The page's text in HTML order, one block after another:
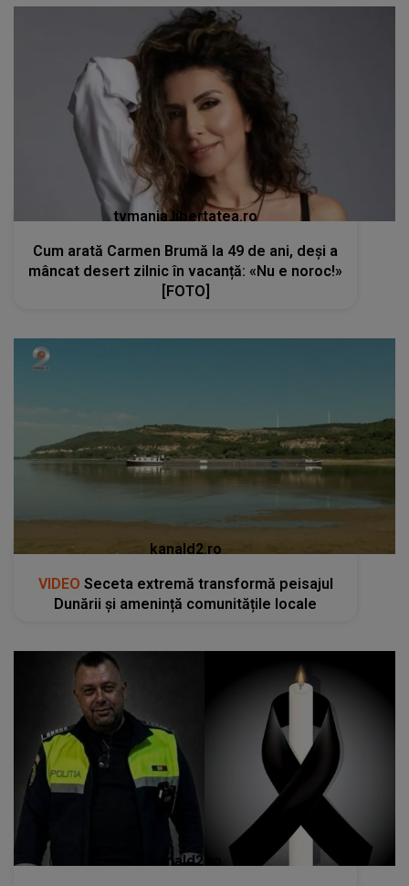
tvmania.libertatea.ro
Cum arată Carmen Brumă la 49 de ani, deși a
mâncat desert zilnic în vacanță: «Nu e noroc!»
[FOTO]
kanald2.ro
VIDEO Seceta extremă transformă peisajul
Dunării și amenință comunitățile locale
kanald2.ro